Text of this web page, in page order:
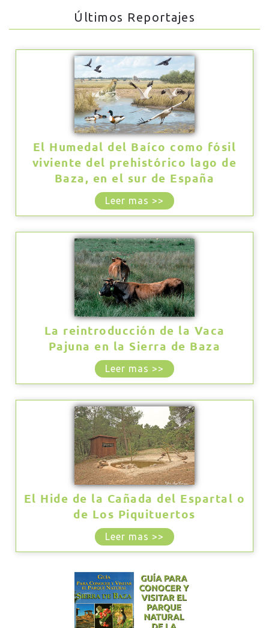
Últimos Reportajes
El Humedal del Baíco como fósil
viviente del prehistórico lago de
Baza, en el sur de España
Leer mas >>
La reintroducción de la Vaca
Pajuna en la Sierra de Baza
Leer mas >>
El Hide de la Cañada del Espartal o
de Los Piquituertos
Leer mas >>